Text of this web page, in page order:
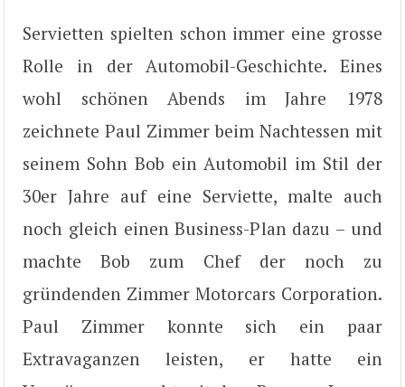
Servietten spielten schon immer eine grosse
Rolle in der Automobil-Geschichte. Eines
wohl schönen Abends im Jahre 1978
zeichnete Paul Zimmer beim Nachtessen mit
seinem Sohn Bob ein Automobil im Stil der
30er Jahre auf eine Serviette, malte auch
noch gleich einen Business-Plan dazu – und
machte Bob zum Chef der noch zu
gründenden Zimmer Motorcars Corporation.
Paul Zimmer konnte sich ein paar
Extravaganzen leisten, er hatte ein